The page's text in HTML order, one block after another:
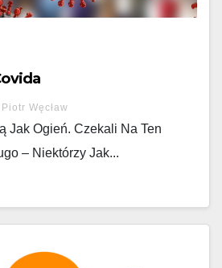
Piotr Węcław
Jak Ogień. Czekali Na Ten
– Niektórzy Jak...